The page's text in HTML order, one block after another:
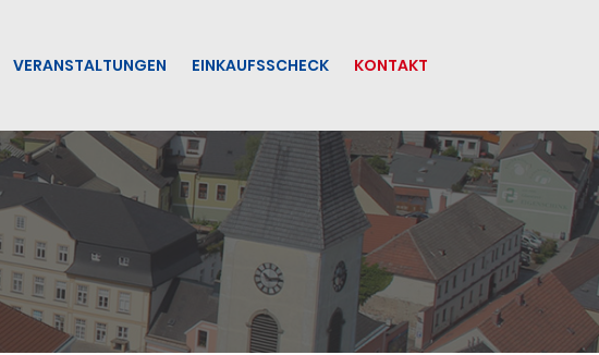
VERANSTALTUNGEN EINKAUFSSCHECK KONTAKT